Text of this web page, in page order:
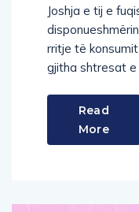
Joshja e tij e
rritje të
gjitha shtresat e
Read
More